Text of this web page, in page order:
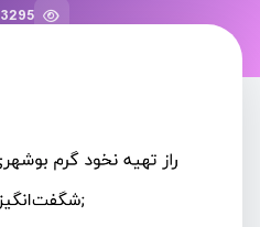
3295 بازدید